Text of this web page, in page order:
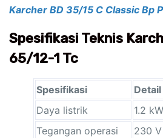
Karcher BD 35/15 C Classic Bp
Spesifikasi Teknis
65/12-1 Tc
Spesifikasi
Daya listrik
1.2 kW
Tegangan operasi
230